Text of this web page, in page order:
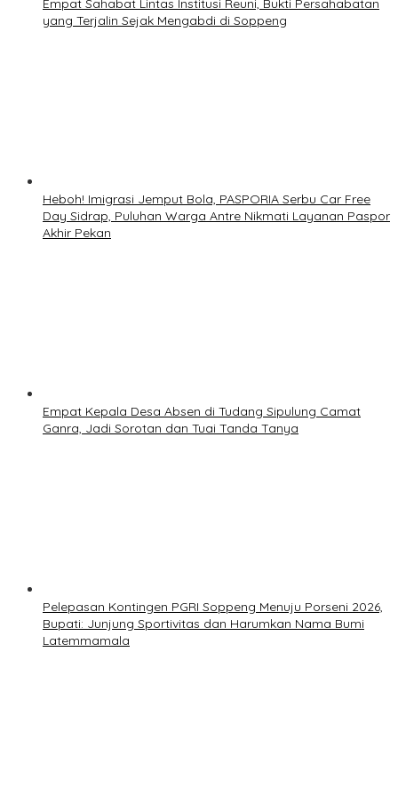
Empat Sahabat Lintas Institusi Reuni, Bukti Persahabatan
yang Terjalin Sejak Mengabdi di Soppeng
Heboh! Imigrasi Jemput Bola, PASPORIA Serbu Car Free
Day Sidrap, Puluhan Warga Antre Nikmati Layanan Paspor
Akhir Pekan
Empat Kepala Desa Absen di Tudang Sipulung Camat
Ganra, Jadi Sorotan dan Tuai Tanda Tanya
Pelepasan Kontingen PGRI Soppeng Menuju Porseni 2026,
Bupati: Junjung Sportivitas dan Harumkan Nama Bumi
Latemmamala